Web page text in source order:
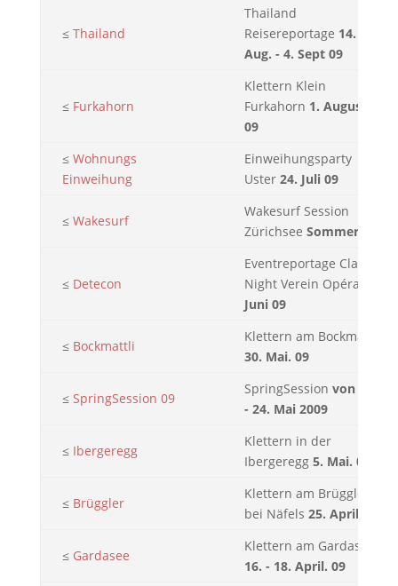
≤ Thailand
Thailand
Reisereportage 14.
Aug. - 4. Sept 09
≤ Furkahorn
Klettern Klein
Furkahorn 1. August
09
≤ Wohnungs
Einweihung
Einweihungsparty
Uster 24. Juli 09
≤ Wakesurf
Wakesurf Session
Zürichsee Sommer 09
≤ Detecon
Eventreportage Classic
Night Verein Opéra
Juni 09
≤ Bockmattli
Klettern am Bockmattli
30. Mai. 09
≤ SpringSession 09
SpringSession von 23.
- 24. Mai 2009
≤ Ibergeregg
Klettern in der
Ibergeregg 5. Mai. 09
≤ Brüggler
Klettern am Brüggler
bei Näfels 25. April. 09
≤ Gardasee
Klettern am Gardasee
16. - 18. April. 09